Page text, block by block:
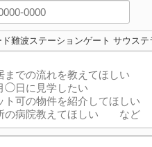
ド難波ステーションゲート サウステ